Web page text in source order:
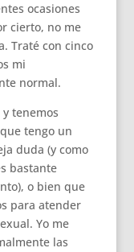
ocasiones
cierto, no me
Traté con cinco
mi
normal.
tenemos
tengo un
duda (y como
bastante
o bien que
para atender
Yo me
las